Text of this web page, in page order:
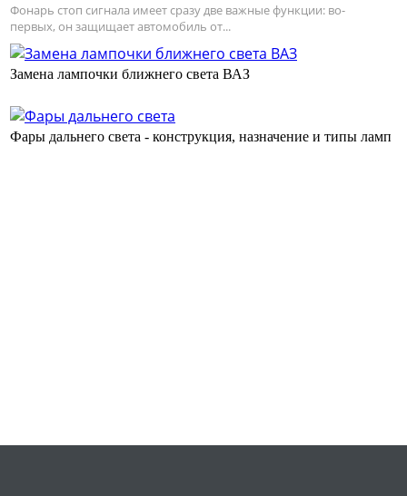
Фонарь стоп сигнала имеет сразу две важные функции: во-
первых, он защищает автомобиль от...
Замена лампочки ближнего света ВАЗ
Фары дальнего света - конструкция, назначение и типы ламп